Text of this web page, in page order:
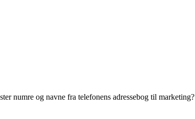
numre og navne fra telefonens adressebog til marketing?